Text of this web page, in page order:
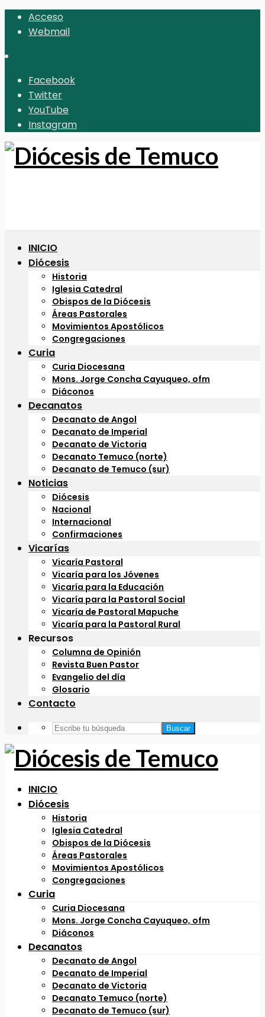
Acceso
Webmail
Facebook
Twitter
YouTube
Instagram
INICIO
Diócesis
Historia
Iglesia Catedral
Obispos de la Diócesis
Áreas Pastorales
Movimientos Apostólicos
Congregaciones
Curia
Curia Diocesana
Mons. Jorge Concha Cayuqueo, ofm
Diáconos
Decanatos
Decanato de Angol
Decanato de Imperial
Decanato de Victoria
Decanato Temuco (norte)
Decanato de Temuco (sur)
Noticias
Diócesis
Nacional
Internacional
Confirmaciones
Vicarías
Vicaría Pastoral
Vicaría para los Jóvenes
Vicaría para la Educación
Vicaría para la Pastoral Social
Vicaría de Pastoral Mapuche
Vicaría para la Pastoral Rural
Recursos
Columna de Opinión
Revista Buen Pastor
Evangelio del día
Glosario
Contacto
Buscar
INICIO
Diócesis
Historia
Iglesia Catedral
Obispos de la Diócesis
Áreas Pastorales
Movimientos Apostólicos
Congregaciones
Curia
Curia Diocesana
Mons. Jorge Concha Cayuqueo, ofm
Diáconos
Decanatos
Decanato de Angol
Decanato de Imperial
Decanato de Victoria
Decanato Temuco (norte)
Decanato de Temuco (sur)